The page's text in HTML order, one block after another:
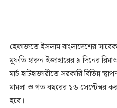
হেফাজতে ইসলাম বাংলাদেশের
মুফতি হারুন ইজাহারের ৯ দিনের
মার্চ হাটহাজারীতে সরকারি বিভিন্ন
মামলা ও গত বছরের ১৬ সেপ্টেম্বর
হবে।